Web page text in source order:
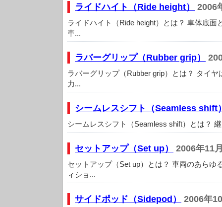
ライドハイト（Ride height） 2006
ライドハイト（Ride height）とは？ 車体底面
車...
ラバーグリップ（Rubber grip）
ラバーグリップ（Rubber grip）とは？ タイ
力...
シームレスシフト（Seamless shift
シームレスシフト（Seamless shift）とは？
セットアップ（Set up） 2006年11
セットアップ（Set up）とは？ 車両のあらゆ
ィショ...
サイドポッド（Sidepod） 2006年